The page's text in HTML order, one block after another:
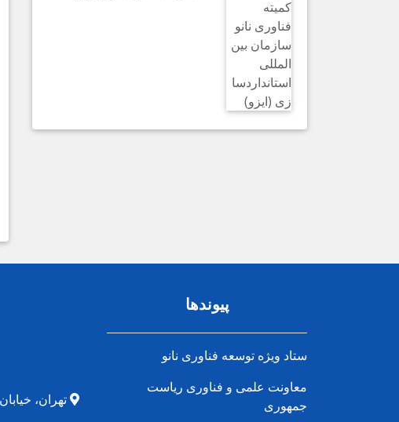
پیوندها
ستاد ویژه توسعه فناوری نانو
معاونت علمی و فناوری ریاست
جمهوری
تهران،